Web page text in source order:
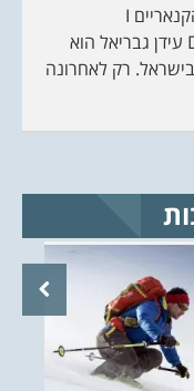
בתמונה: עידן בתחילת הדרופ באיים הקנאריים I
צילום:Daniel Hernández Beukers עידן גבריאל הוא
רק לאחרונה